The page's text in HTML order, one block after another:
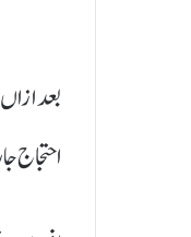
بعد
احتجاج